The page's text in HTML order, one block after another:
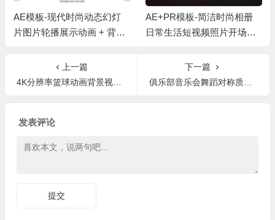
AE模板-现代时尚动态幻灯
片图片轮播展示动画 + 背景
AE+PR模板-简洁时尚相册
日常生活短视频照片开场片
上一篇
4K分辨率篮球动画背景视频素材 Basketball Backgrounds 4K
下一篇
俱乐部音乐会舞蹈对称质感舞台大屏幕LED视频素材 Symmetry
发表评论